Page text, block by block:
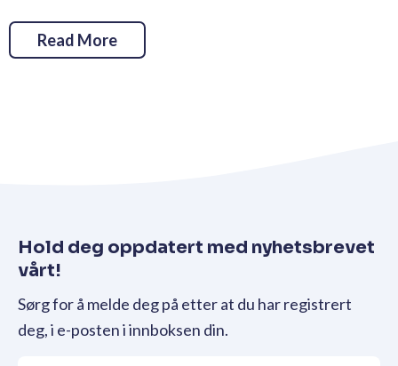
Read More
Hold deg oppdatert med nyhetsbrevet
vårt!
Sørg for å melde deg på etter at du har registrert
deg, i e-posten i innboksen din.